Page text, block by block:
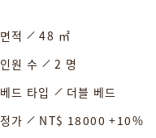
면적
48 ㎡
인원 수
2 명
베드 타입
더블 베드
정가
NT$ 18000 +10%